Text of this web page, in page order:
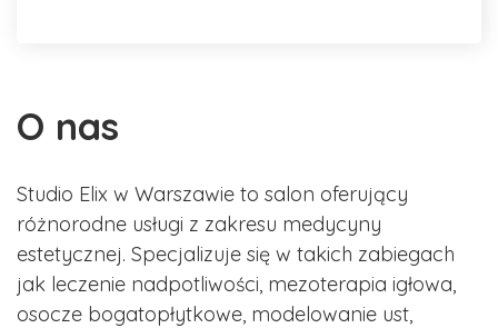
O nas
Studio Elix w Warszawie to salon oferujący
różnorodne usługi z zakresu medycyny
estetycznej. Specjalizuje się w takich zabiegach
jak leczenie nadpotliwości, mezoterapia igłowa,
osocze bogatopłytkowe, modelowanie ust,